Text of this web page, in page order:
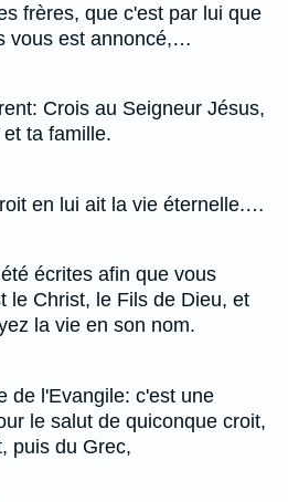
frères, que c'est par lui que
vous est annoncé,…
Crois au Seigneur Jésus,
ta famille.
en lui ait la vie éternelle.…
écrites afin que vous
le Christ, le Fils de Dieu, et
la vie en son nom.
de l'Evangile: c'est une
le salut de quiconque croit,
puis du Grec,